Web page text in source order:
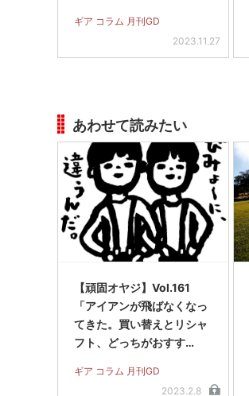
ギア コラム 月刊GD
2023.11.27
あわせて読みたい
【頑固オヤジ】Vol.161
「アイアンが飛ばなくなっ
てきた。買い替えとリシャ
フト、どっちがおすす
ギア コラム 月刊GD
2023.2.8